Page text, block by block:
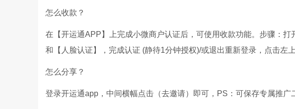
怎么收款？
在【开运通APP】上完成小微商户认证后，可使用收款功能。步骤：
和【人脸认证】，完成认证 (静待1分钟授权)/或退出重新登录，点击左
怎么分享？
登录开运通app，中间横幅点击（去邀请）即可，PS：可保存专属推广